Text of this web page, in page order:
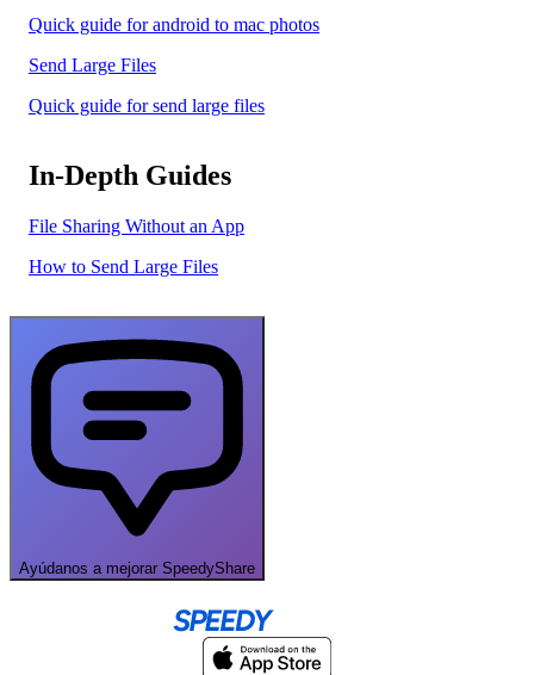
Quick guide for android to mac photos
Send Large Files
Quick guide for send large files
In-Depth Guides
File Sharing Without an App
How to Send Large Files
Ayúdanos a mejorar SpeedyShare